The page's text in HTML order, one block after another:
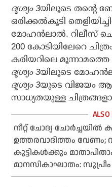
ദൃശ്യം 3യിലൂടെ തന്റെ
ഒരിക്കല്‍കൂടി
മോഹന്‍ലാല്‍. റിലീസ്
200 കോടിയിലേറെ
കരിയറിലെ മൂന്നാമത്തെ
ദൃശ്യം 3യിലൂടെ
ദൃശ്യം 3യുടെ വിജയം
സാധ്യതയുള്ള
നീറ്റ് ചോദ്യ ചോര്‍ച്ചയില്‍
ഉത്തരവാദിത്തം വേണം;
കുട്ടികള്‍ക്കും
മാനസികാഘാതം: